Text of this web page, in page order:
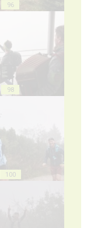
96
98
100